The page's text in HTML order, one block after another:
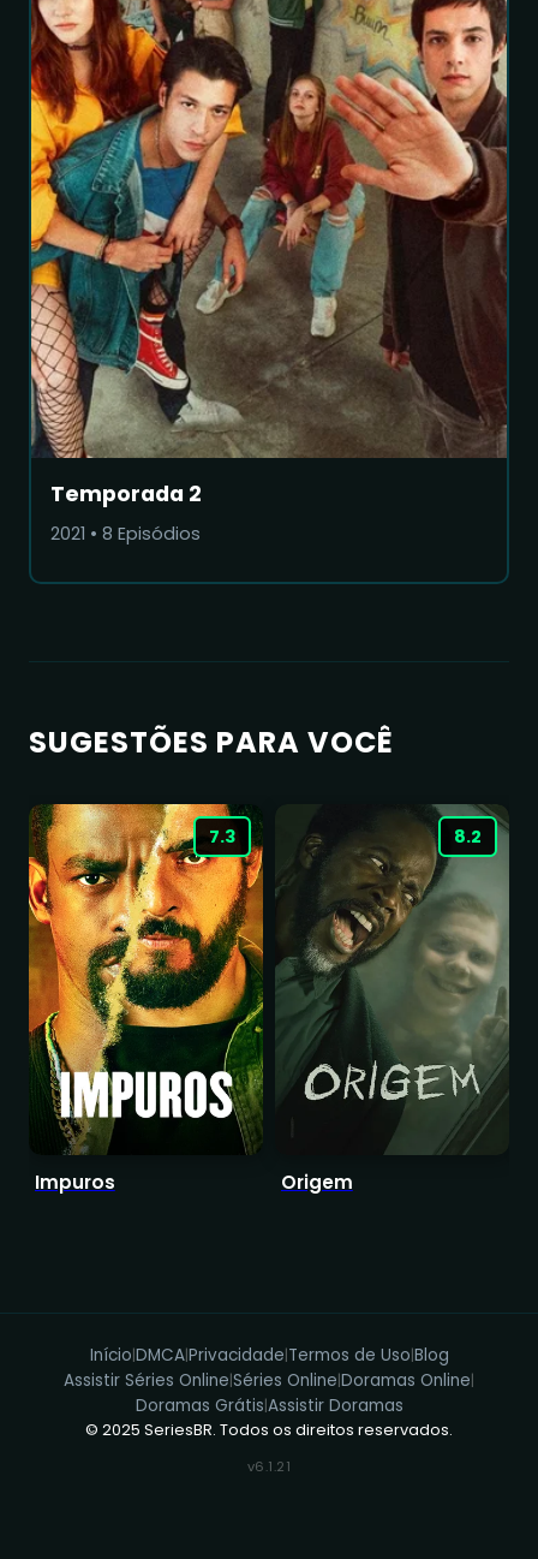
Temporada 2
2021 • 8 Episódios
SUGESTÕES PARA VOCÊ
7.3
Impuros
8.2
Origem
Início|DMCA|Privacidade|Termos de Uso|Blog
Assistir Séries Online|Séries Online|Doramas Online|
Doramas Grátis|Assistir Doramas
© 2025 SeriesBR. Todos os direitos reservados.
v6.1.21